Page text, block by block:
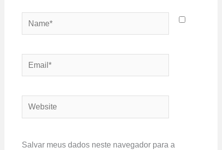
Name*
Email*
Website
Salvar meus dados neste navegador para a